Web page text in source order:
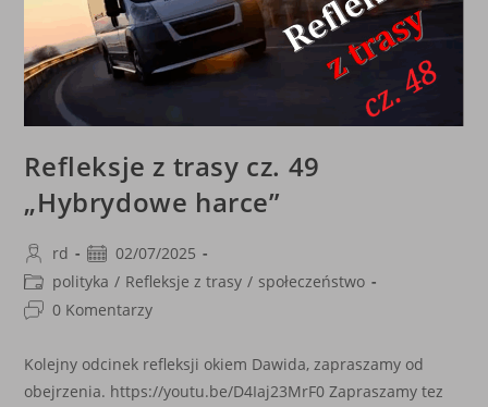
Refleksje z trasy cz. 49
„Hybrydowe harce”
Post
author:
rd
Post
published:
02/07/2025
Post
category:
polityka / Refleksje z trasy / społeczeństwo
Post0 Komentarzy
Kolejny odcinek refleksji okiem Dawida, zapraszamy od
obejrzenia. https://youtu.be/D4Iaj23MrF0 Zapraszamy tez